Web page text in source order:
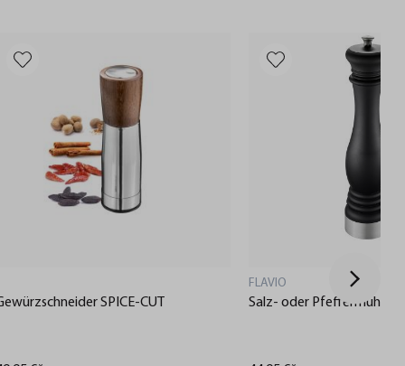
SPICE-CUT
FLAVIO
Salz- oder Pfeffermühle